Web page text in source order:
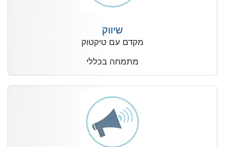
שיווק
מקדם עם טיקטוק
מתמחה בכללי